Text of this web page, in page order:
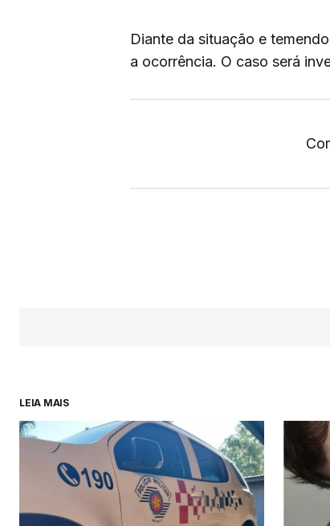
Diante da situação e
a ocorrência. O caso será
LEIA MAIS